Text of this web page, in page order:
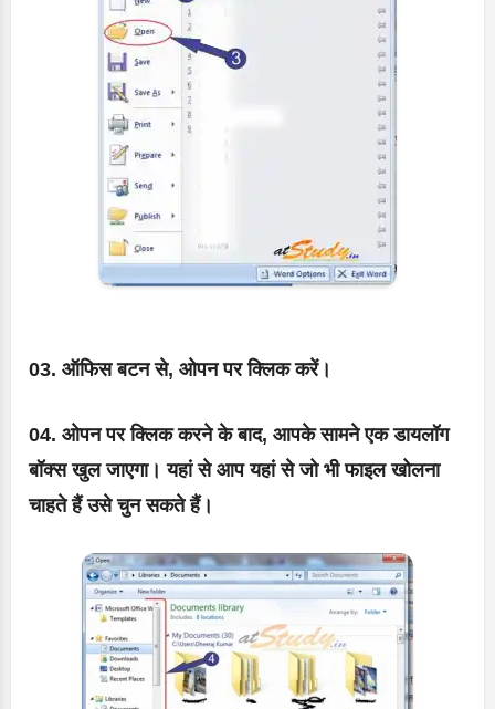
03. ऑफिस बटन से, ओपन पर क्लिक करें।
04. ओपन पर क्लिक करने के बाद, आपके सामने एक डायलॉग
बॉक्स खुल जाएगा। यहां से आप यहां से जो भी फाइल खोलना
चाहते हैं उसे चुन सकते हैं।